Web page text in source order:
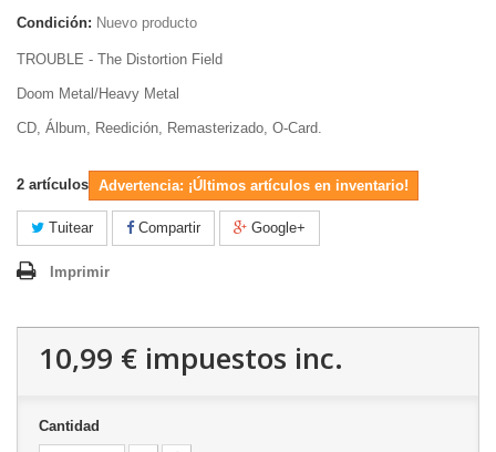
Condición: Nuevo producto
TROUBLE - The Distortion Field
Doom Metal/Heavy Metal
CD, Álbum, Reedición, Remasterizado, O-Card.
2 artículos Advertencia: ¡Últimos artículos en inventario!
Tuitear Compartir Google+
Imprimir
10,99 € impuestos inc.
Cantidad